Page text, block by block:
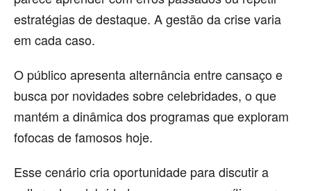
estratégias de destaque. A gestão da crise varia
em cada caso.
O público apresenta alternância entre cansaço e
busca por novidades sobre celebridades, o que
mantém a dinâmica dos programas que exploram
fofocas de famosos hoje.
Esse cenário cria oportunidade para discutir a